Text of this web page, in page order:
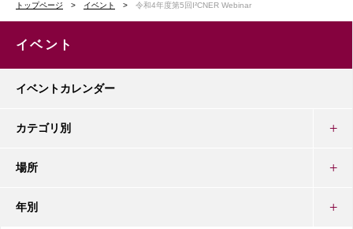
トップページ イベント 令和4年度第5回I²CNER Webinar
イベント
イベントカレンダー
カテゴリ別
場所
年別